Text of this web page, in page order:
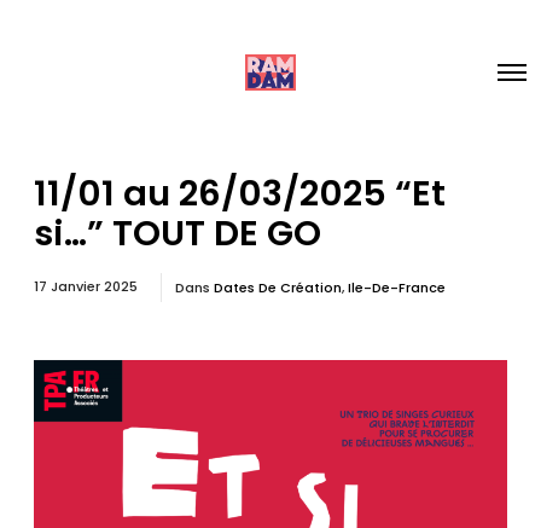
11/01 au 26/03/2025 “Et
si…” TOUT DE GO
17 Janvier 2025 Dans Dates De Création,Ile-De-France